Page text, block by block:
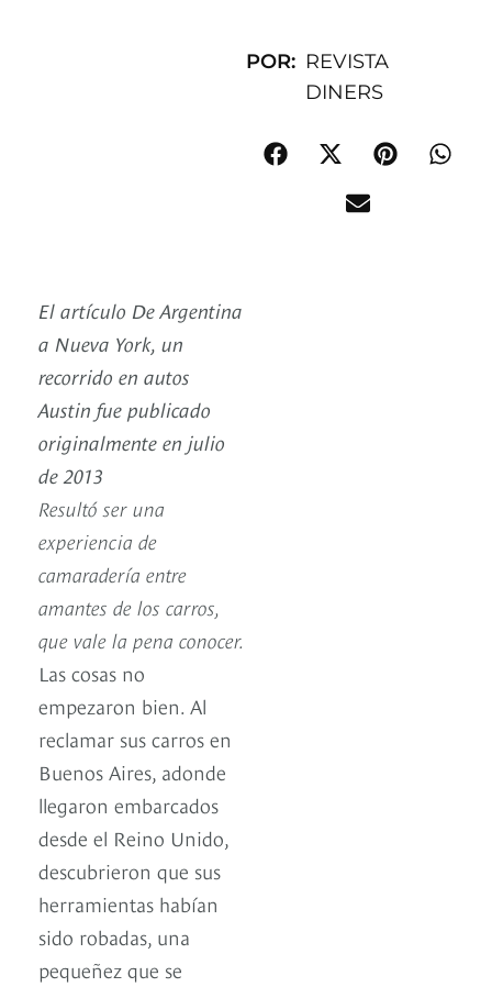
POR: REVISTA
DINERS
El artículo De Argentina
a Nueva York, un
recorrido en autos
Austin fue publicado
originalmente en julio
de 2013
Resultó ser una
experiencia de
camaradería entre
amantes de los carros,
que vale la pena conocer.
Las cosas no
empezaron bien. Al
reclamar sus carros en
Buenos Aires, adonde
llegaron embarcados
desde el Reino Unido,
descubrieron que sus
herramientas habían
sido robadas, una
pequeñez que se